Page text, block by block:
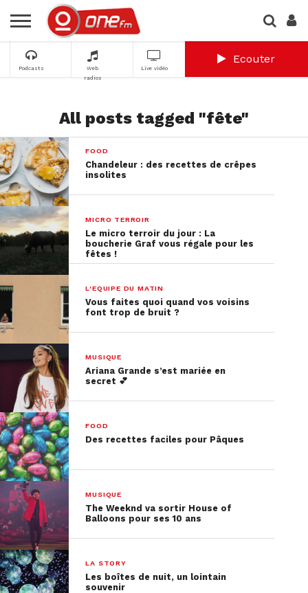
Podcasts
Web
radios
Live vidéo
Ecouter
All posts tagged "fête"
FOOD
Chandeleur : des recettes de crêpes
insolites
MICRO TERROIR
Le micro terroir du jour : La
boucherie Graf vous régale pour les
fêtes !
L'EQUIPE DU MATIN
Vous faites quoi quand vos voisins
font trop de bruit ?
MUSIQUE
Ariana Grande s’est mariée en
secret 💕
FOOD
Des recettes faciles pour Pâques
MUSIQUE
The Weeknd va sortir House of
Balloons pour ses 10 ans
LA STORY
Les boîtes de nuit, un lointain
souvenir